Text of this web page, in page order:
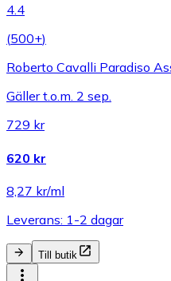
4.4
(500+)
Roberto Cavalli Paradiso
Gäller t.o.m. 2 sep.
729 kr
620 kr
8,27 kr/ml
Leverans: 1-2 dagar
Till butik